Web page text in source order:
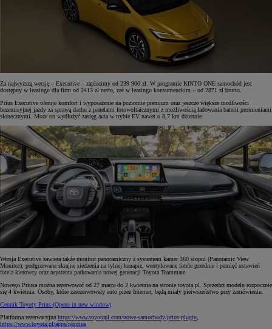
Za najwyższą wersję – Executive – zapłacimy od 239 900 zł. W programie KINTO ONE samochód jest
dostępny w leasingu dla firm od 2413 zł netto, zaś w leasingu konsumenckim – od 2871 zł brutto.
Prius Executive oferuje komfort i wyposażenie na poziomie premium oraz jeszcze większe możliwości
bezemisyjnej jazdy za sprawą dachu z panelami fotowoltaicznymi z możliwością ładowania baterii promieniami
słonecznymi. Może on wydłużyć zasięg auta w trybie EV nawet o 8,7 km dziennie.
Wersja Executive zawiera także monitor panoramiczny z systemem kamer 360 stopni (Panoramic View
Monitor), podgrzewane skrajne siedzenia na tylnej kanapie, wentylowane fotele przednie i pamięć ustawień
fotela kierowcy oraz asystenta parkowania nowej generacji Toyota Teammate.
Nowego Priusa można rezerwować od 27 marca do 2 kwietnia na stronie toyota.pl. Sprzedaż modelu rozpocznie
się 4 kwietnia. Osoby, które zarezerwowały auto przez Internet, będą miały pierwszeństwo przy zamówieniu.
Cennik Toyoty Prius (Opens in new window)
Platforma rezerwacyjna https://www.toyotapl.com/nowe-samochody/prius-plugin
https://www.toyota.pl/apps/ngprius